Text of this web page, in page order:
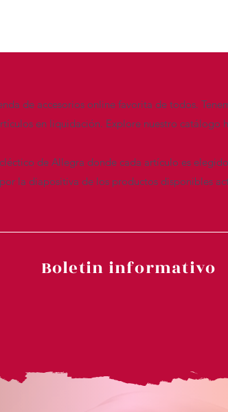
de accesorios online favorita de todos.
en liquidación. Explore nuestro catálogo
de Allegra donde cada artículo es
la diapositiva de los productos disponibles
Boletin informativo